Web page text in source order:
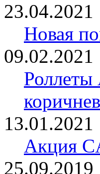
23.04.2021
Новая
09.02.2021
13.01.2021
Акция
25.09.2019